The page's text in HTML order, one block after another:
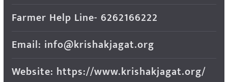
Farmer Help Line- 6262166222
Email: info@krishakjagat.org
Website: https://www.krishakjagat.org/